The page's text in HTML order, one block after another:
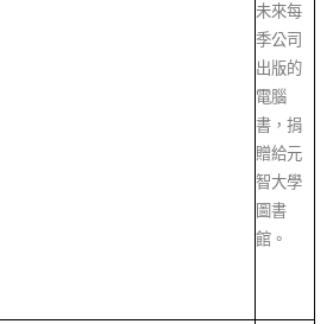
未來每
季公司
出版的
電腦
書，捐
贈給元
智大學
圖書
館。